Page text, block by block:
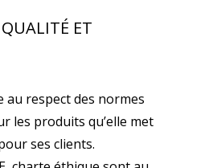
ET
au respect des normes
les produits qu’elle met
ses clients.